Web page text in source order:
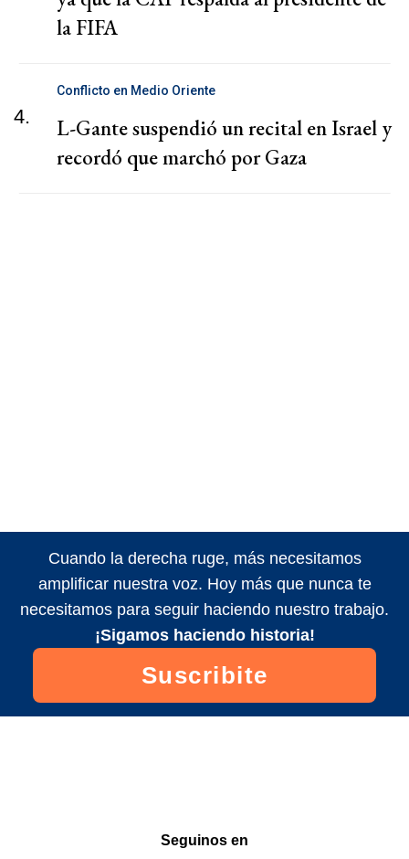
la FIFA
4.
Conflicto en Medio Oriente
L-Gante suspendió un recital en Israel y
recordó que marchó por Gaza
Cuando la derecha ruge, más necesitamos
amplificar nuestra voz. Hoy más que nunca te
necesitamos para seguir haciendo nuestro trabajo.
¡Sigamos haciendo historia!
Suscribite
Seguinos en